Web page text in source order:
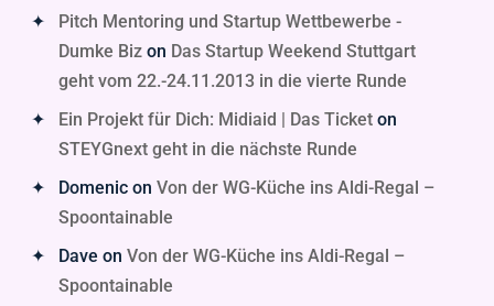
Pitch Mentoring und Startup Wettbewerbe -
Dumke Bizon Das Startup Weekend Stuttgart
geht vom 22.-24.11.2013 in die vierte Runde
Ein Projekt für Dich: Midiaid | Das Ticketon
STEYGnext geht in die nächste Runde
Domenicon Von der WG-Küche ins Aldi-Regal –
Spoontainable
Dave on Von der WG-Küche ins Aldi-Regal –
Spoontainable